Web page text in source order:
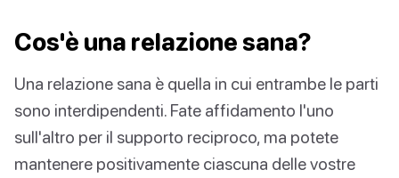
Cos'è una relazione sana?
Una relazione sana è quella in cui entrambe le parti
sono interdipendenti. Fate affidamento l'uno
sull'altro per il supporto reciproco, ma potete
mantenere positivamente ciascuna delle vostre